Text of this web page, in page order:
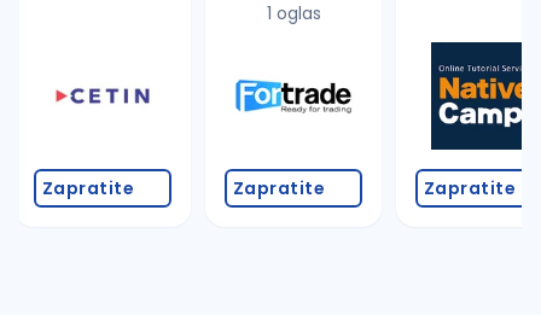
Zapratite
1 oglas
Zapratite Zapratite